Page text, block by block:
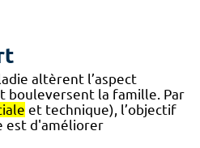
altèrent l’aspect
bouleversent la famille. Par
et technique), l’objectif
est d'améliorer